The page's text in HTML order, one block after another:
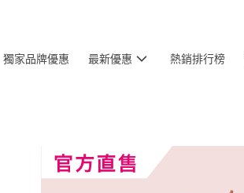
獨家品牌優惠 最新優惠 熱銷排行榜